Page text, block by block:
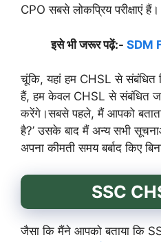
CPO सबसे लोकप्रिय परीक्षाएं हैं।
इसे भी जरूर पढ़ें:- SDM
चूंकि, यहां हम CHSL से संबंधित
हैं, हम केवल CHSL से संबंधित
करेंगे।सबसे पहले, मैं आपको
है?’ उसके बाद मैं अन्य सभी
अपना कीमती समय बर्बाद किए
SSC
जैसा कि मैंने आपको बताया कि